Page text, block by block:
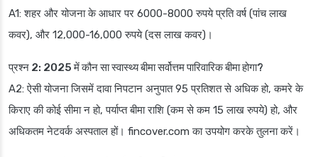
A1: शहर और योजना के आधार पर 6000-8000 रुपये प्रति वर्ष (पांच लाख
कवर), और 12,000-16,000 रुपये (दस लाख कवर)।
प्रश्न 2: 2025 में कौन सा स्वास्थ्य बीमा सर्वोत्तम पारिवारिक बीमा होगा?
A2: ऐसी योजना जिसमें दावा निपटान अनुपात 95 प्रतिशत से अधिक हो, कमरे के
किराए की कोई सीमा न हो, पर्याप्त बीमा राशि (कम से कम 15 लाख रुपये) हो, और
अधिकतम नेटवर्क अस्पताल हों। fincover.com का उपयोग करके तुलना करें।